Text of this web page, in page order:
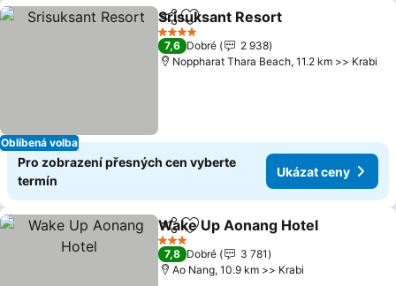
Oblíbená volba
SdíletPřidat na seznam oblíbených
Srisuksant Resort
4 Počet hvězdiček
7,6 Dobré
2 938
Noppharat Thara Beach, 11.2 km >> Krabi
Pro zobrazení přesných cen vyberte
termín
Ukázat ceny
SdíletPřidat na seznam oblíbených
Wake Up Aonang Hotel
3 Počet hvězdiček
7,8 Dobré
3 781
Ao Nang, 10.9 km >> Krabi